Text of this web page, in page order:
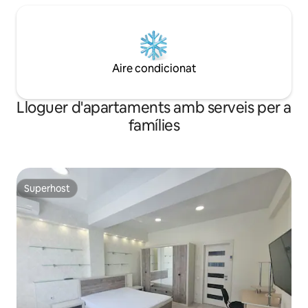
Aire condicionat
Lloguer d'apartaments amb serveis per a
famílies
Superhost
Superhost